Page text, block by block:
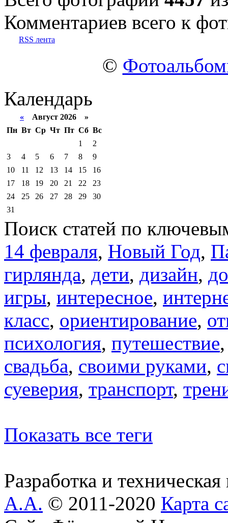
Комментариев всего к
RSS лента
©
Календарь
« Август 2026 »
Пн Вт Ср Чт Пт Сб Вс
1
2
3
4 5 6 7 8
9
10
11 12 13 14 15
16
17
18 19 20 21 22
23
24
25 26 27 28 29
30
31
Поиск статей по
14 февраля, Новый Год,
гирлянда, дети, дизайн,
игры, интересное,
класс, ориентирование,
психология, путешествие
свадьба, своими руками,
суеверия, транспорт,
Показать все теги
Разработка и
А.А. © 2011-2020 Карта